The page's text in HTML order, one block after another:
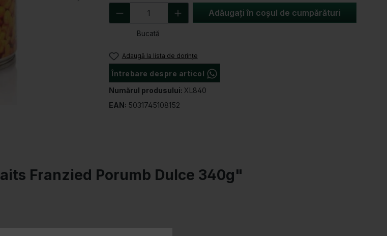
Cantitate produs: Introduceți cantitatea dorită
Bucată
Adăugați în coșul de cumpărături
Adaugă la lista de dorințe
Întrebare despre articol
Numărul produsului: Numărul produsului:
XL840
EAN: 5031745108152
Franzied Porumb Dulce 340g"